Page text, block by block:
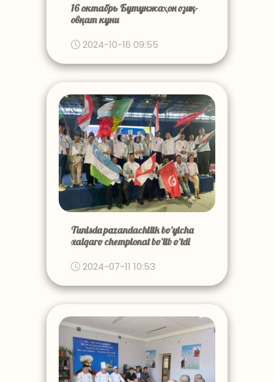
16 октабрь Бутунжаҳон озиқ-
овқат куни
2024-10-16 09:55
Tunisda pazandachilik bo‘yicha
xalqaro chempionat bo‘lib o‘tdi
2024-07-11 10:53